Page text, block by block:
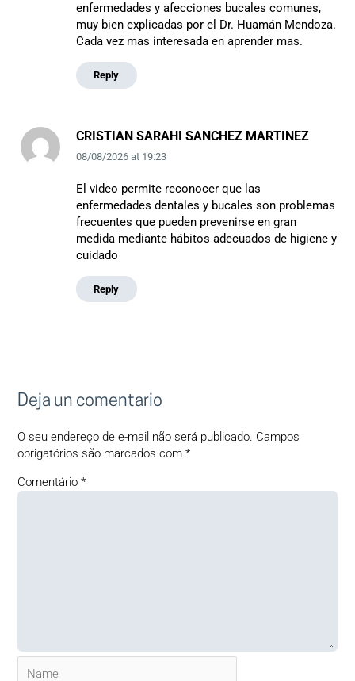
enfermedades y afecciones bucales comunes,
muy bien explicadas por el Dr. Huamán Mendoza.
Cada vez mas interesada en aprender mas.
Reply
CRISTIAN SARAHI SANCHEZ MARTINEZ
08/08/2026at 19:23
El video permite reconocer que las
enfermedades dentales y bucales son problemas
frecuentes que pueden prevenirse en gran
medida mediante hábitos adecuados de higiene y
cuidado
Reply
Deja un comentario
O seu endereço de e-mail não será publicado. Campos
obrigatórios são marcados com *
Comentário *